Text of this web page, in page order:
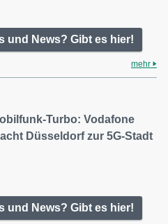
und News? Gibt es hier!
mehr
Turbo: Vodafone
Düsseldorf zur 5G-Stadt
und News? Gibt es hier!